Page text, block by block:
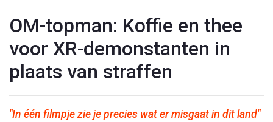
OM-topman: Koffie en thee
voor XR-demonstanten in
plaats van straffen
"In één filmpje zie je precies wat er misgaat in dit land"